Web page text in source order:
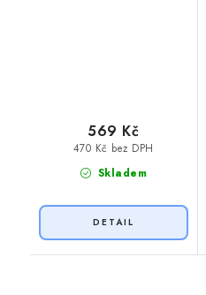
Skladem
470 Kč bez DPH
569 Kč